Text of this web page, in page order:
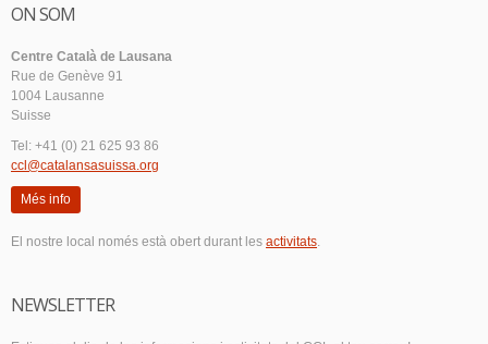
ON SOM
Centre Català de Lausana
Rue de Genève 91
1004 Lausanne
Suisse
Tel: +41 (0) 21 625 93 86
ccl@catalansasuissa.org
Més info
El nostre local només està obert durant les activitats.
NEWSLETTER